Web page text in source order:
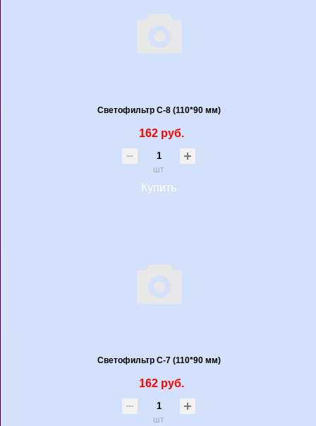
Светофильтр С-8 (110*90 мм)
162 руб.
шт
Купить
Светофильтр С-7 (110*90 мм)
162 руб.
шт